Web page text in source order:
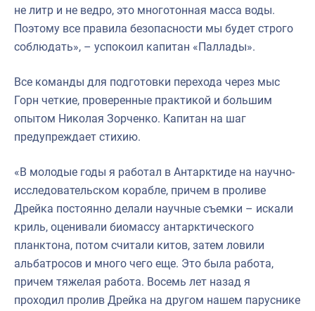
не литр и не ведро, это многотонная масса воды.
Поэтому все правила безопасности мы будет строго
соблюдать», – успокоил капитан «Паллады».
Все команды для подготовки перехода через мыс
Горн четкие, проверенные практикой и большим
опытом Николая Зорченко. Капитан на шаг
предупреждает стихию.
«В молодые годы я работал в Антарктиде на научно-
исследовательском корабле, причем в проливе
Дрейка постоянно делали научные съемки – искали
криль, оценивали биомассу антарктического
планктона, потом считали китов, затем ловили
альбатросов и много чего еще. Это была работа,
причем тяжелая работа. Восемь лет назад я
проходил пролив Дрейка на другом нашем паруснике